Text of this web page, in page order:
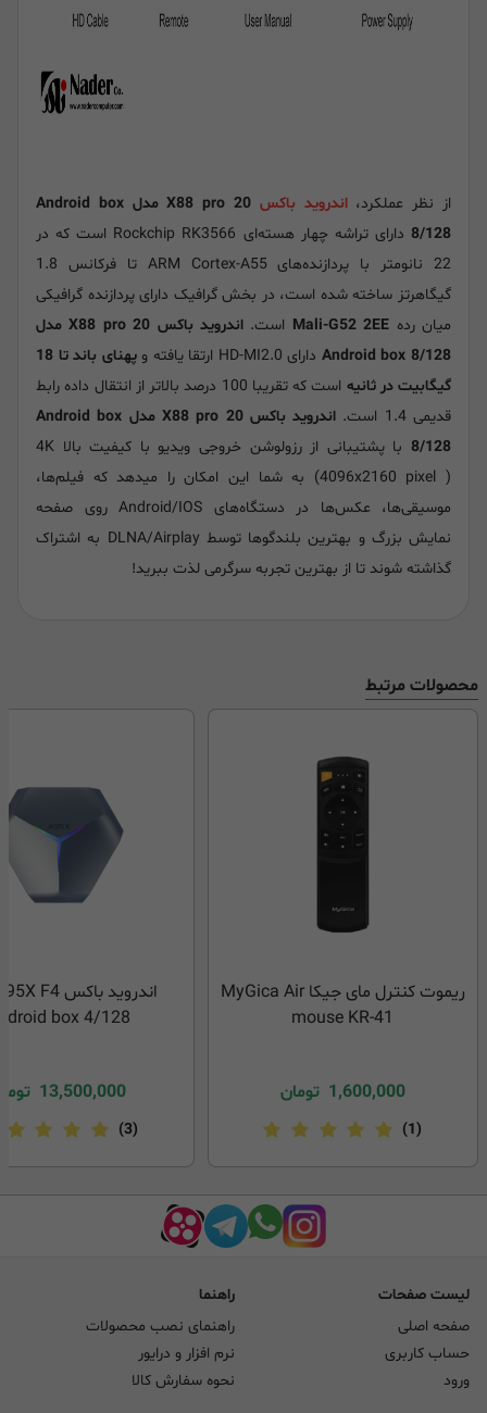
از نظر عملکرد،اندروید باکس
X88 pro 20 مدل Android box
8/128
دارای تراشه چهار هسته‌ای Rockchip RK3566 است که در
22 نانومتر با پردازنده‌های ARM Cortex-A55 تا فرکانس 1.8
گیگاهرتز ساخته شده است، در بخش گرافیک دارای پردازنده گرافیکی
میان رده Mali-G52 2EE است.
اندروید باکس X88 pro 20 مدل
Android box 8/128 دارای HD-MI2.0 ارتقا یافته و
پهنای باند تا 18
گیگابیت در ثانیه
است که تقریبا 100 درصد بالاتر از انتقال داده رابط
قدیمی 1.4 است.
اندروید باکس X88 pro 20 مدل Android box
8/128
با پشتیبانی از رزولوشن خروجی ویدیو با کیفیت بالا 4K
(4096x2160 pixel ) به شما این امکان را میدهد که فیلم‌ها،
موسیقی‌ها، عکس‌ها در دستگاه‌های Android/IOS روی صفحه
نمایش بزرگ و بهترین بلندگوها توسط DLNA/Airplay به اشتراک
گذاشته شوند تا از بهترین تجربه سرگرمی لذت ببرید!
محصولات مرتبط
ریموت کنترل مای جیکا MyGica Air
mouse KR-41
1,600,000 تومان
(1)
box 4/128
13,500,000
(3)
لیست صفحات
صفحه اصلی
حساب کاربری
ورود
راهنما
راهنمای نصب محصولات
نرم افزار و درایور
نحوه سفارش کالا